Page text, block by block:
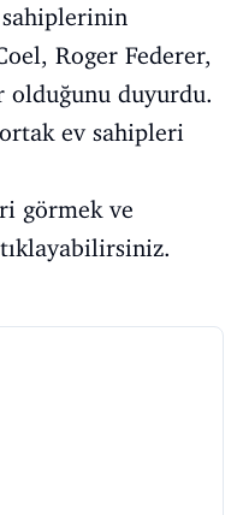
sahiplerinin
Roger Federer,
olduğunu duyurdu.
ev sahipleri
görmek ve
tıklayabilirsiniz.